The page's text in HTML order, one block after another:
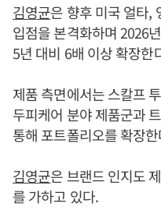
김영균은 향후 미국 얼타,
입점을 본격화하며 2026
5년 대비 6배 이상 확장한
제품 측면에서는 스칼프
두피케어 분야 제품군과
통해 포트폴리오를 확장
김영균은 브랜드 인지도
를 가하고 있다.